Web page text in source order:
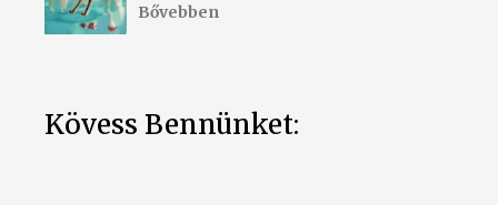
Bővebben
Kövess Bennünket: